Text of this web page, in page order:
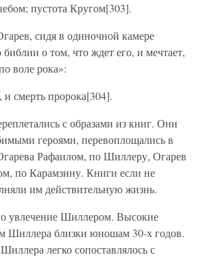
пустота Кругом[303].
сидя в одиночной камере
о том, что ждет его, и мечтает,
воле рока»:
смерть пророка[304].
с образами из книг. Они
героями, перевоплощались в
Рафаилом, по Шиллеру, Огарев
по Карамзину. Книги если не
им действительную жизнь.
увлечение Шиллером. Высокие
Шиллера близки юношам 30-х годов.
легко сопоставлялось с